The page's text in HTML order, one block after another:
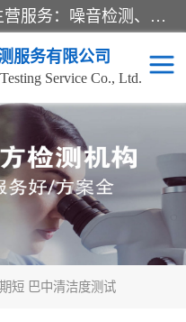
四川纳卡检测服务有限公司主营服务：噪音检测、灯光检测、防护网检测、磁性检测、无损检测、燃烧等级检测；本着严谨、规范的态度严格执行国家现行标准、规范及规程，奉行“科学公正、准确、持续改进、诚信服务”的企业价值和“科学、信誉、服务”的企业宗旨，竭诚为广大客户服务。
服务有限公司
Service Co., Ltd.
短 巴中清洁度测试
灯光检测
磁性检测
燃烧等级检测
产品检测